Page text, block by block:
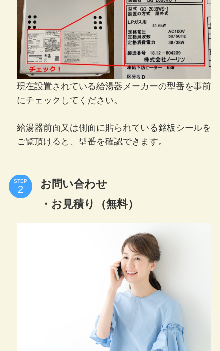
現在設置されている給湯器メーカーの型番を事前
にチェックしてください。
給湯器前面又は側面に貼られている銘板シールを
ご覧頂けると、型番を確認できます。
STEP
お問い合わせ
・お見積り（無料）